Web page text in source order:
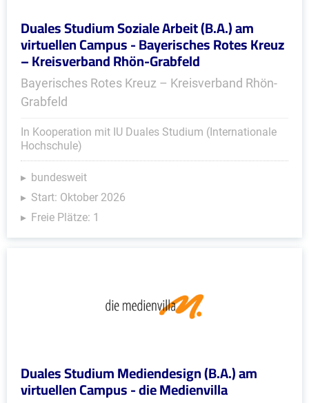
Duales Studium Soziale Arbeit (B.A.) am
virtuellen Campus - Bayerisches Rotes Kreuz
– Kreisverband Rhön-Grabfeld
Bayerisches Rotes Kreuz – Kreisverband Rhön-
Grabfeld
In Kooperation mit IU Duales Studium (Internationale
Hochschule)
bundesweit
Start: Oktober 2026
Freie Plätze: 1
Duales Studium Mediendesign (B.A.) am
virtuellen Campus - die Medienvilla